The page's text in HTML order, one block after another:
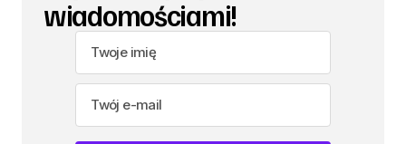
wiadomościami!